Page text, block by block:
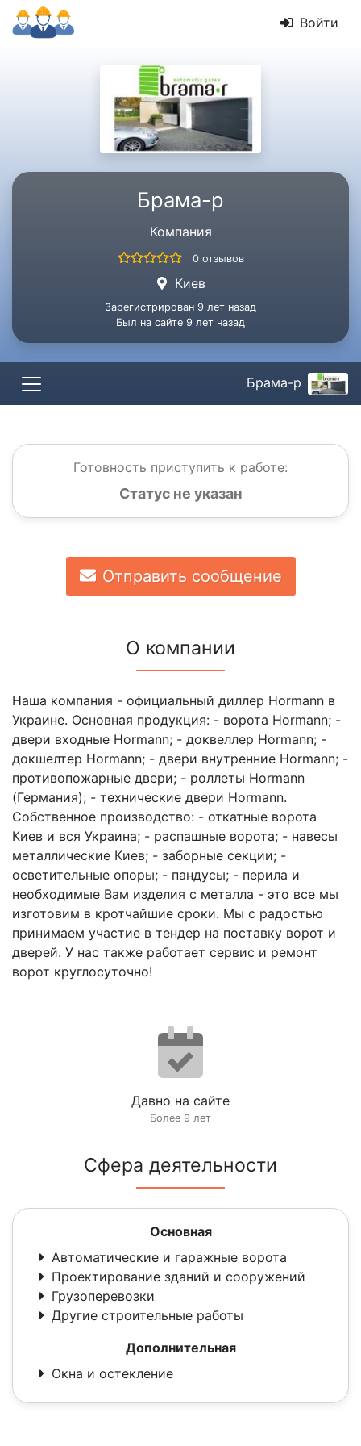
Войти
Брама-р
Компания
0 отзывов
Киев
Зарегистрирован 9 лет назад
Был на сайте 9 лет назад
Брама-р
Готовность приступить к работе:
Статус не указан
Отправить сообщение
О компании
Наша компания - официальный диллер Hormann в
Украине. Основная продукция: - ворота Hormann; -
двери входные Hormann; - доквеллер Hormann; -
докшелтер Hormann; - двери внутренние Hormann; -
противопожарные двери; - роллеты Hormann
(Германия); - технические двери Hormann.
Собственное производство: - откатные ворота
Киев и вся Украина; - распашные ворота; - навесы
металлические Киев; - заборные секции; -
осветительные опоры; - пандусы; - перила и
необходимые Вам изделия с металла - это все мы
изготовим в кротчайшие сроки. Мы с радостью
принимаем участие в тендер на поставку ворот и
дверей. У нас также работает сервис и ремонт
ворот круглосуточно!
Давно на сайте
Более 9 лет
Сфера деятельности
Основная
Автоматические и гаражные ворота
Проектирование зданий и сооружений
Грузоперевозки
Другие строительные работы
Дополнительная
Окна и остекление